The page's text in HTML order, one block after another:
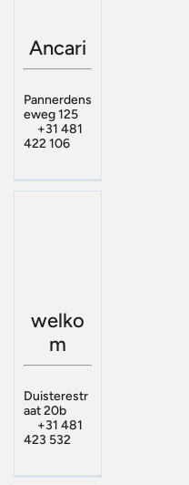
Ancari
Pannerdens
eweg 125
+31 481
422 106
welko
m
Duisterestr
aat 20b
+31 481
423 532